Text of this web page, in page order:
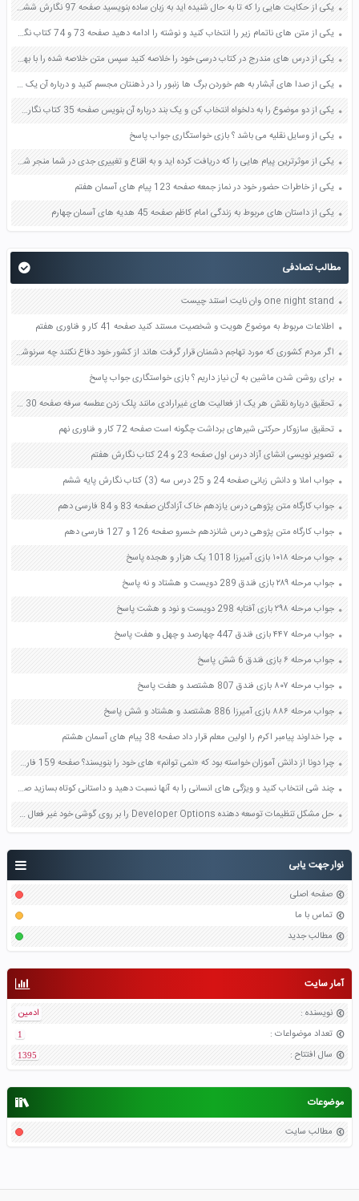
نوار جهت یابی
صفحه اصلی
تماس با ما
مطالب جدید
آمار سایت
نویسنده :
ادمین
تعداد موضواعات :
1
سال افتتاح :
1395
موضوعات
مطالب سایت
یکی از حکایت هایی را که تا به حال شنیده اید به زبان ساده بنویسید صفحه 97 نگارش ششم دبستان
یکی از متن های ناتمام زیر را انتخاب کنید و نوشته را ادامه دهید صفحه 73 و 74 کتاب نگارش فارسی پنجم دبستان
یکی از درس های مندرج در کتاب درسی خود را خلاصه کنید سپس متن خلاصه شده را با بهره گیری از روش های دسته بندی نمودار جدول نقشه مفهومی نشان دهید صفحه 118 نگارش یازدهم
یکی از صدا های آبشار به هم خوردن برگ ها زنبور را در ذهنتان مجسم کنید و درباره آن یک بند بنویسید صفحه 11 نگارش پنجم
یکی از دو موضوع را به دلخواه انتخاب کن و یک بند درباره آن بنویس صفحه 35 کتاب نگارش فارسی سوم
یکی از وسایل نقلیه می باشد ؟ بازی خواستگاری جواب پاسخ
یکی از موثرترین پیام هایی را که دریافت کرده اید و به اقناع و تغییری جدی در شما منجر شده است برسی کنید و علت این تاثیر گذاری قابل توجه را بنویسید صفحه 52 تفکر و سواد رسانه ای دهم
یکی از خاطرات حضور خود در نماز جمعه صفحه 123 پیام های آسمان هفتم
یکی از داستان های مربوط به زندگی امام کاظم صفحه 45 هدیه های آسمان چهارم
مطالب تصادفی
one night stand وان نایت استند چیست
اطلاعات مربوط به موضوع هویت و شخصیت مستند کنید صفحه 41 کار و فناوری هفتم
اگر مردم کشوری که مورد تهاجم دشمنان قرار گرفت هاند از کشور خود دفاع نکنند چه سرنوشتی در انتظار آنان خواهد بود؟ صفحه 140 پیام های آسمان نهم
برای روشن شدن ماشین به آن نیاز داریم ؟ بازی خواستگاری جواب پاسخ
تحقیق درباره نقش هر یک از فعالیت های غیرارادی مانند پلک زدن عطسه سرفه صفحه 30 علوم هشتم
تحقیق سازوکار حرکتی شیرهای برداشت چگونه است صفحه 72 کار و فناوری نهم
تصویر نویسی انشای آزاد درس اول صفحه 23 و 24 کتاب نگارش هفتم
جواب املا و دانش زبانی صفحه 24 و 25 درس سه (3) کتاب نگارش پایه ششم
جواب کارگاه متن پژوهی درس یازدهم خاک آزادگان صفحه 83 و 84 فارسی دهم
جواب کارگاه متن پژوهی درس شانزدهم خسرو صفحه 126 و 127 فارسی دهم
جواب مرحله ۱۰۱۸ بازی آمیرزا 1018 یک هزار و هجده پاسخ
جواب مرحله ۲۸۹ بازی فندق 289 دویست و هشتاد و نه پاسخ
جواب مرحله ۲۹۸ بازی آفتابه 298 دویست و نود و هشت پاسخ
جواب مرحله ۴۴۷ بازی فندق 447 چهارصد و چهل و هفت پاسخ
جواب مرحله ۶ بازی فندق 6 شش پاسخ
جواب مرحله ۸۰۷ بازی فندق 807 هشتصد و هفت پاسخ
جواب مرحله ۸۸۶ بازی آمیرزا 886 هشتصد و هشتاد و شش پاسخ
چرا خداوند پیامبر اکرم را اولین معلم قرار داد صفحه 38 پیام های آسمان هشتم
چرا دونا از دانش آموزان خواسته بود که «نمی توانم» های خود را بنویسند؟ صفحه 159 فارسی هفتم
چند شی انتخاب کنید و ویژگی های انسانی را به آنها نسبت دهید و داستانی کوتاه بسازید صفحه 94 فارسی ششم
حل مشکل تنظیمات توسعه دهنده Developer Options را بر روی گوشی خود غیر فعال کنید